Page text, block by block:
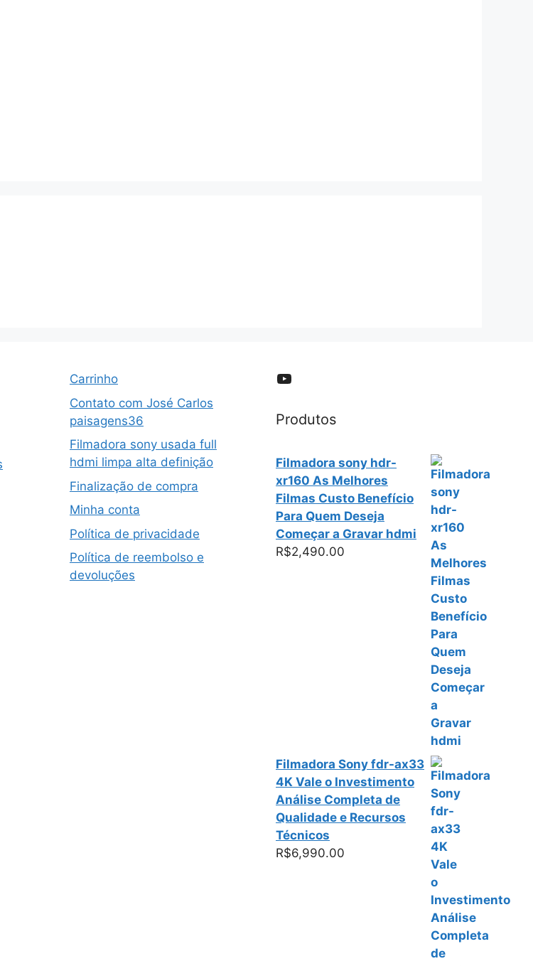
Carrinho
Contato com José Carlos
paisagens36
Filmadora sony usada full
hdmi limpa alta definição
Finalização de compra
Minha conta
Política de privacidade
Política de reembolso e
devoluções
YouTube
Produtos
Filmadora sony hdr-
xr160 As Melhores
Filmas Custo Benefício
Para Quem Deseja
Começar a Gravar hdmi
R$2,490.00
Filmadora Sony fdr-ax33
4K Vale o Investimento
Análise Completa de
Qualidade e Recursos
Técnicos
R$6,990.00